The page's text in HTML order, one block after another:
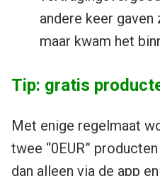
andere keer gaven
maar kwam het
Tip: gratis
Met enige regelmaat
twee “0EUR”
dan alleen via de app